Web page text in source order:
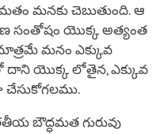
మనకు చెబుతుంది. ఆ
సంతోషం యొక్క అత్యంత
మనం ఎక్కువ
యొక్క లోతైన, ఎక్కువ
చేసుకోగలము.
బౌద్ధమత గురువు